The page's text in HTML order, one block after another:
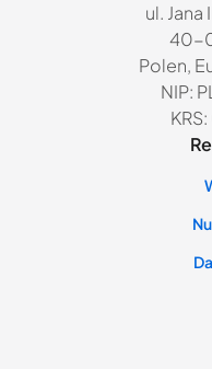
ul.
40-
Polen,
NIP: